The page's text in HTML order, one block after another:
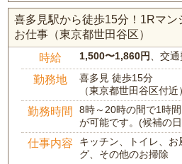
喜多見駅から徒歩15分！1Rマ
お仕事（東京都世田谷区）
時給 1,500〜1,860円 、交
勤務地
喜多見 徒歩15分
（東京都世田谷区付近
勤務時間
8時～20時の間で1時
が可能です。(候補の
仕事内容
キッチン、トイレ、
グ、その他のお掃除